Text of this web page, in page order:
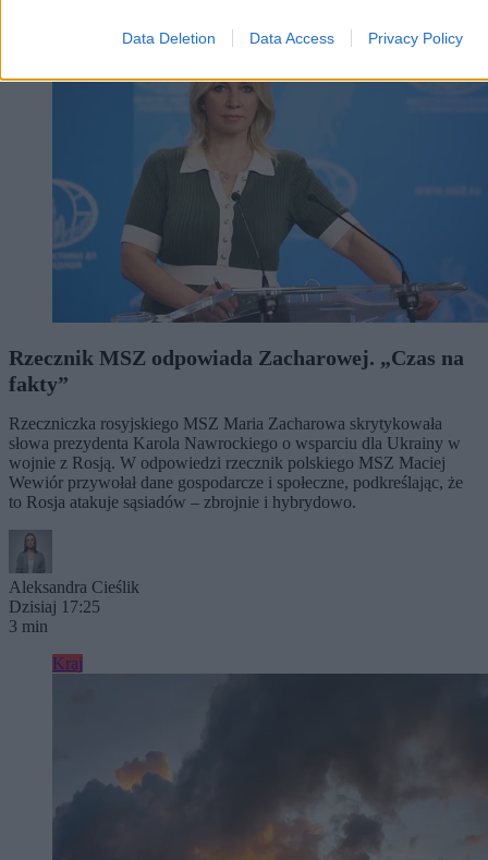
Data Deletion Data Access Privacy Policy
Rzecznik MSZ odpowiada Zacharowej. „Czas na
fakty”
Rzeczniczka rosyjskiego MSZ Maria Zacharowa skrytykowała
słowa prezydenta Karola Nawrockiego o wsparciu dla Ukrainy w
wojnie z Rosją. W odpowiedzi rzecznik polskiego MSZ Maciej
Wewiór przywołał dane gospodarcze i społeczne, podkreślając, że
to Rosja atakuje sąsiadów – zbrojnie i hybrydowo.
Aleksandra Cieślik
Dzisiaj 17:25
3 min
Kraj